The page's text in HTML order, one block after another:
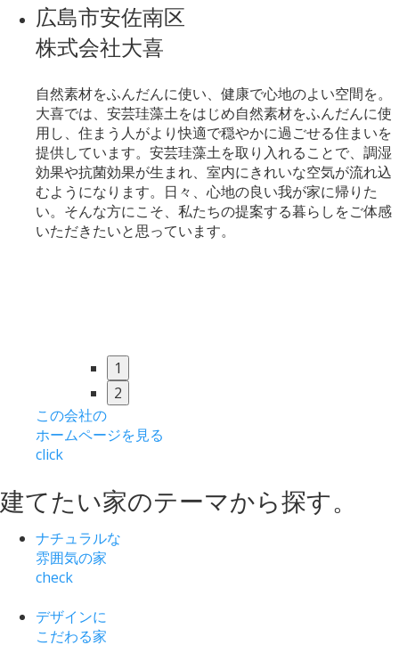
広島市安佐南区
株式会社大喜
自然素材をふんだんに使い、健康で心地のよい空間を。
大喜では、安芸珪藻土をはじめ自然素材をふんだんに使
用し、住まう人がより快適で穏やかに過ごせる住まいを
提供しています。安芸珪藻土を取り入れることで、調湿
効果や抗菌効果が生まれ、室内にきれいな空気が流れ込
むようになります。日々、心地の良い我が家に帰りた
い。そんな方にこそ、私たちの提案する暮らしをご体感
いただきたいと思っています。
1
2
この会社の
ホームページを見る
click
建てたい家のテーマから探す。
ナチュラルな
雰囲気の家
check
デザインに
こだわる家